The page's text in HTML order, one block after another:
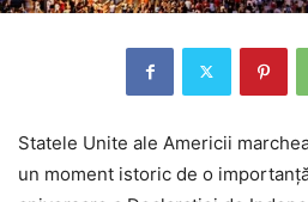
Statele Unite ale Americii
un moment istoric de o